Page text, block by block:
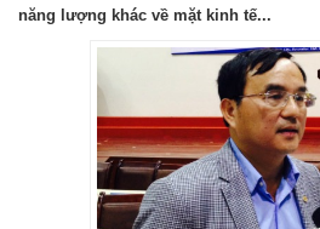
năng lượng khác về mặt kinh tế...